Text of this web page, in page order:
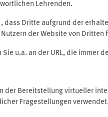
Lehrenden.
dass Dritte aufgrund der
der Website von
Sie u.a. an der URL, die
der Bereitstellung virtueller
Fragestellungen verwendet.